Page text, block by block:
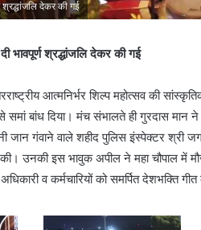
देकर की गई
भावपूर्ण श्रद्धांजलि देकर की गई
आत्मनिर्भर शिल्प महोत्सव की
समां बांध दिया। मंच संभालते ही गुरदास
जान गंवाने वाले शहीद पुलिस इंस्पेक्टर श्री
उनकी इस भावुक अपील ने महा चौपाल में
व कर्मचारियों को समर्पित देशभक्ति